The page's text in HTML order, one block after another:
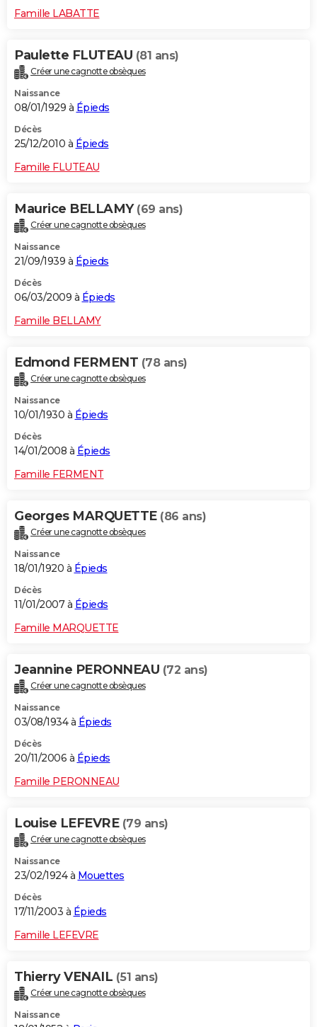
Famille LABATTE
Paulette FLUTEAU (81 ans)
Créer une cagnotte obsèques
Naissance
08/01/1929 à Épieds
Décès
25/12/2010 à Épieds
Famille FLUTEAU
Maurice BELLAMY (69 ans)
Créer une cagnotte obsèques
Naissance
21/09/1939 à Épieds
Décès
06/03/2009 à Épieds
Famille BELLAMY
Edmond FERMENT (78 ans)
Créer une cagnotte obsèques
Naissance
10/01/1930 à Épieds
Décès
14/01/2008 à Épieds
Famille FERMENT
Georges MARQUETTE (86 ans)
Créer une cagnotte obsèques
Naissance
18/01/1920 à Épieds
Décès
11/01/2007 à Épieds
Famille MARQUETTE
Jeannine PERONNEAU (72 ans)
Créer une cagnotte obsèques
Naissance
03/08/1934 à Épieds
Décès
20/11/2006 à Épieds
Famille PERONNEAU
Louise LEFEVRE (79 ans)
Créer une cagnotte obsèques
Naissance
23/02/1924 à Mouettes
Décès
17/11/2003 à Épieds
Famille LEFEVRE
Thierry VENAIL (51 ans)
Créer une cagnotte obsèques
Naissance